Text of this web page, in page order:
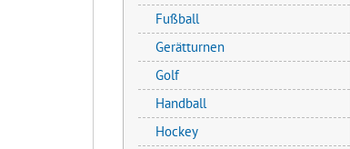
Fußball
Gerätturnen
Golf
Handball
Hockey